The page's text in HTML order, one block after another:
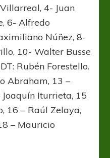
4- Juan
6- Alfredo
Núñez, 8-
10- Walter Busse
Rubén Forestello.
Abraham, 13 –
Iturrieta, 15
16 – Raúl Zelaya,
– Mauricio